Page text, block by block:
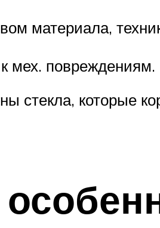
материала,
мех. повреждениям.
стекла, которые